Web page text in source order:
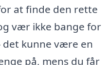
at finde den rette
vær ikke bange for
det kunne være en
på, mens du får